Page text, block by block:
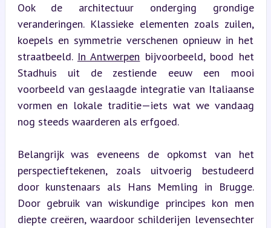
Ook de architectuur onderging grondige
veranderingen. Klassieke elementen zoals zuilen,
koepels en symmetrie verschenen opnieuw in het
straatbeeld. In Antwerpen bijvoorbeeld, bood het
Stadhuis uit de zestiende eeuw een mooi
voorbeeld van geslaagde integratie van Italiaanse
vormen en lokale traditie—iets wat we vandaag
nog steeds waarderen als erfgoed.
Belangrijk was eveneens de opkomst van het
perspectieftekenen, zoals uitvoerig bestudeerd
door kunstenaars als Hans Memling in Brugge.
Door gebruik van wiskundige principes kon men
diepte creëren, waardoor schilderijen levensechter